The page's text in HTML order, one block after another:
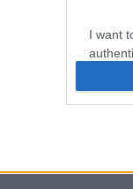
I want